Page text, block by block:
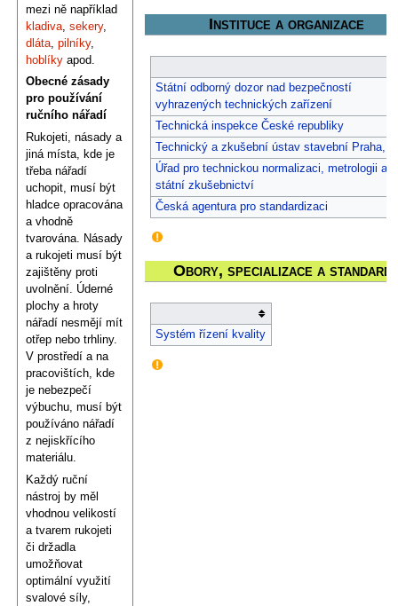
mezi ně například
kladiva ,sekery,
dláta ,pilníky,
hoblíky apod.
Obecné zásady
pro používání
ručního nářadí
Rukojeti, násady a
jiná místa, kde je
třeba nářadí
uchopit, musí být
hladce opracována
a vhodně
tvarována. Násady
a rukojeti musí být
zajištěny proti
uvolnění. Úderné
plochy a hroty
nářadí nesmějí mít
otřep nebo trhliny.
V prostředí a na
pracovištích, kde
je nebezpečí
výbuchu, musí být
používáno nářadí
z nejiskřícího
materiálu.
Každý ruční
nástroj by měl
vhodnou velikostí
a tvarem rukojeti
či držadla
umožňovat
optimální využití
svalové síly,
Instituce a organizace
Státní odborný dozor nad bezpečností
vyhrazených technických zařízení
Technická inspekce České republiky
Technický a zkušební ústav stavební Praha,
Úřad pro technickou normalizaci, metrologii a
státní zkušebnictví
Česká agentura pro standardizaci
Obory, specializace a
Systém řízení kvality